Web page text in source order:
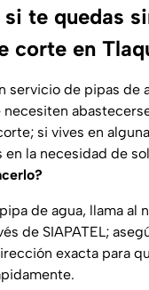
te quedas
corte en
servicio de pipas de
necesiten
si vives en
en la necesidad de
de agua, llama al
de SIAPATEL;
exacta para